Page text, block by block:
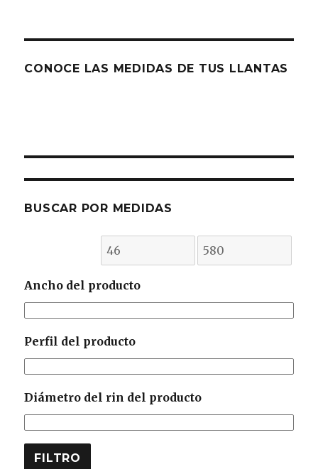
CONOCE LAS MEDIDAS DE TUS LLANTAS
BUSCAR POR MEDIDAS
Ancho del producto
Perfil del producto
Diámetro del rin del producto
FILTRO